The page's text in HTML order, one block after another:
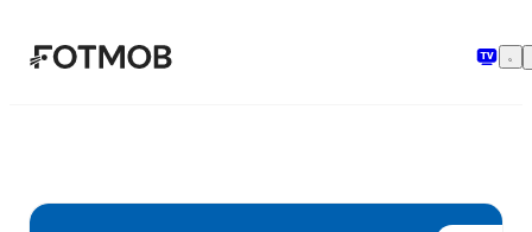
メインコンテンツへスキップ